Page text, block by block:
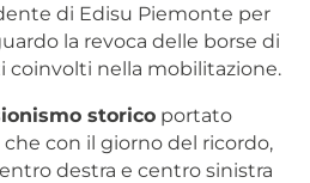
di Edisu Piemonte per
la revoca delle borse di
nella mobilitazione.
storico portato
con il giorno del ricordo,
destra e centro sinistra